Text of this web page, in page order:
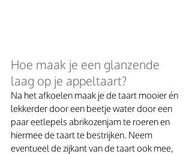
Hoe maak je een glanzende
laag op je appeltaart?
Na het afkoelen maak je de taart mooier én
lekkerder door een beetje water door een
paar eetlepels abrikozenjam te roeren en
hiermee de taart te bestrijken. Neem
eventueel de zijkant van de taart ook mee,